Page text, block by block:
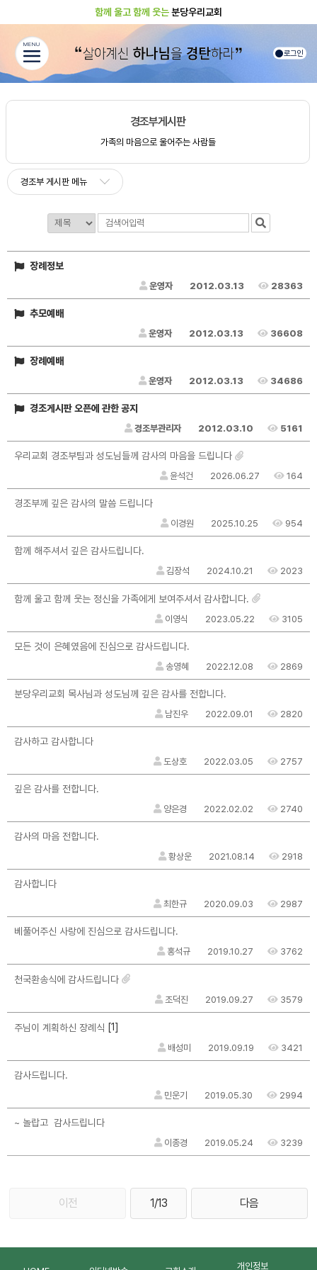
함께 울고 함께 웃는분당우리교회
로그인
MENU
경조부게시판
가족의 마음으로 울어주는 사람들
경조부 게시판 메뉴
장례정보
운영자 2012.03.13 28363
추모예배
운영자 2012.03.13 36608
장례예배
운영자 2012.03.13 34686
경조게시판 오픈에 관한 공지
경조부관리자 2012.03.10 5161
우리교회 경조부팀과 성도님들께 감사의 마음을 드립니다
윤석건 2026.06.27 164
경조부께 깊은 감사의 말씀 드립니다
이경원 2025.10.25 954
함께 해주셔서 깊은 감사드립니다.
김장석 2024.10.21 2023
함께 울고 함께 웃는 정신을 가족에게 보여주셔서 감사합니다.
이영식 2023.05.22 3105
모든 것이 은혜였음에 진심으로 감사드립니다.
송영혜 2022.12.08 2869
분당우리교회 목사님과 성도님께 깊은 감사를 전합니다.
남진우 2022.09.01 2820
감사하고 감사합니다
도상호 2022.03.05 2757
깊은 감사를 전합니다.
양은경 2022.02.02 2740
감사의 마음 전합니다.
황상운 2021.08.14 2918
감사합니다
최한규 2020.09.03 2987
베풀어주신 사랑에 진심으로 감사드립니다.
홍석규 2019.10.27 3762
천국환송식에 감사드립니다
조덕진 2019.09.27 3579
주님이 계획하신 장례식 [1]
배성미 2019.09.19 3421
감사드립니다.
민운기 2019.05.30 2994
~ 놀랍고 감사드립니다
이종경 2019.05.24 3239
이전 1/13 다음
개인정보